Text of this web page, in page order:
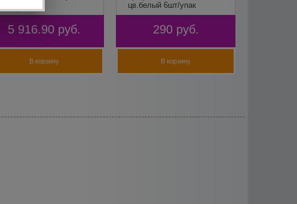
5 916.90 руб.
В корзину
цв.белый 6шт/упак
290 руб.
В корзину